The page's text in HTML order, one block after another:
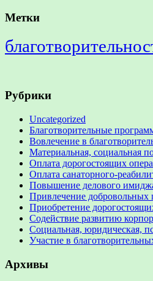
Метки
Рубрики
Uncategorized
Благотворительные
Вовлечение в
Материальная, социальная
Оплата дорогостоящих
Оплата санаторного-
Повышение делового
Привлечение добровольных
Приобретение
Содействие развитию
Социальная, юридическая,
Участие в
Архивы